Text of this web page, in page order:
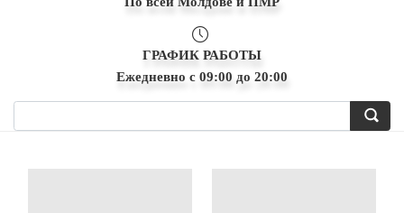
ГРАФИК РАБОТЫ
Ежедневно с 09:00 до 20:00